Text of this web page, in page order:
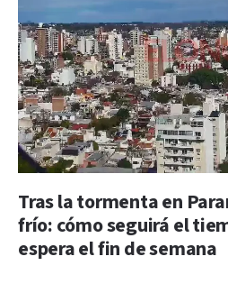
Tras la tormenta en
frío: cómo seguirá el
espera el fin de semana